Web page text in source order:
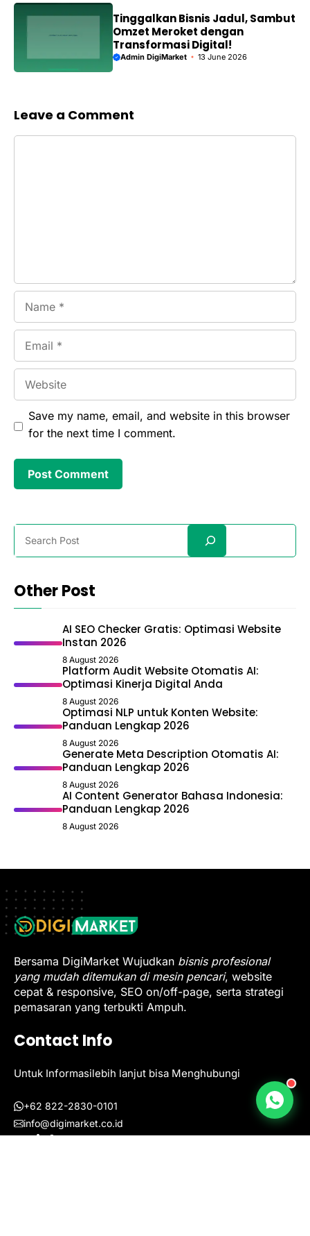
Tinggalkan Bisnis Jadul, Sambut
Omzet Meroket dengan
Transformasi Digital!
Admin DigiMarket 13 June 2026
Leave a Comment
Save my name, email, and website in this browser
for the next time I comment.
Search
Other Post
AI SEO Checker Gratis: Optimasi Website
Instan 2026
8 August 2026
Platform Audit Website Otomatis AI:
Optimasi Kinerja Digital Anda
8 August 2026
Optimasi NLP untuk Konten Website:
Panduan Lengkap 2026
8 August 2026
Generate Meta Description Otomatis AI:
Panduan Lengkap 2026
8 August 2026
AI Content Generator Bahasa Indonesia:
Panduan Lengkap 2026
8 August 2026
Bersama DigiMarket Wujudkan bisnis profesional
yang mudah ditemukan di mesin pencari, website
cepat & responsive, SEO on/off-page, serta strategi
pemasaran yang terbukti Ampuh.
Contact Info
Untuk Informasilebih lanjut bisa Menghubungi
+62 822-2830-0101
info@digimarket.co.id
Quick Nav